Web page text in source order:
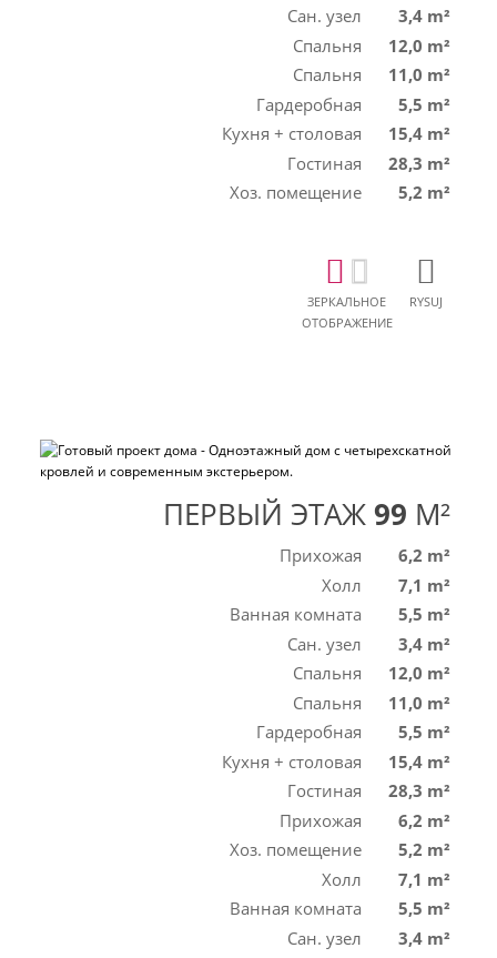
Сан. узел
3,4 m²
Спальня
12,0 m²
Спальня
11,0 m²
Гардеробная
5,5 m²
Кухня + столовая
15,4 m²
Гостиная
28,3 m²
Хоз. помещение
5,2 m²
ЗЕРКАЛЬНОЕ
ОТОБРАЖЕНИЕ
RYSUJ
ПЕРВЫЙ ЭТАЖ99 M²
Прихожая
6,2 m²
Холл
7,1 m²
Ванная комната
5,5 m²
Сан. узел
3,4 m²
Спальня
12,0 m²
Спальня
11,0 m²
Гардеробная
5,5 m²
Кухня + столовая
15,4 m²
Гостиная
28,3 m²
Прихожая
6,2 m²
Хоз. помещение
5,2 m²
Холл
7,1 m²
Ванная комната
5,5 m²
Сан. узел
3,4 m²